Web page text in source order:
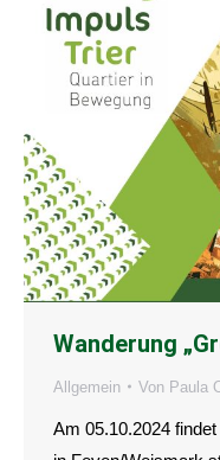
Wanderung
Allgemein Von Paula
Am 05.10.2024